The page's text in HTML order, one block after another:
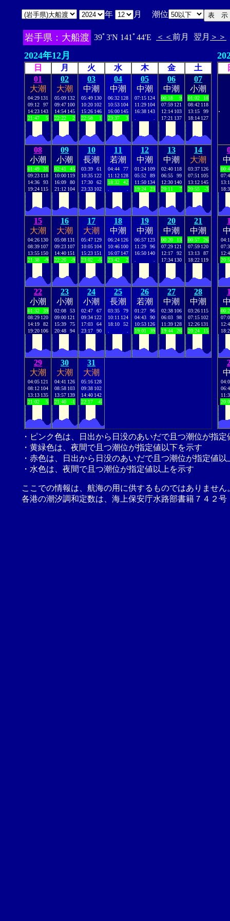
年 月 潮位
岩手県：大船渡 39ﾟ3'N 141ﾟ44'E ＜＜ 前月 翌月 ＞＞
2024年12月
日 月 火 水 木 金
土
01
大潮
04:29 131
09:12
97
14:23 143
21:47
5
02
大潮
05:09 132
09:47 100
14:54 145
22:22
2
03
中潮
05:49 130
10:20 102
15:26 146
22:58
1
04
中潮
06:32 128
10:53 104
16:00 145
23:37
3
05
中潮
07:15 124
11:29 104
16:38 143
06
中潮
00:18
9
07:59 121
12:14 103
17:21 137
07
小潮
01:02
18
08:42 118
13:15
99
18:14 127
08
小潮
01:49
31
09:23 118
14:36
93
19:24 115
09
小潮
02:41
45
10:00 119
16:09
80
21:12 104
10
長潮
03:39
61
10:35 122
17:30
62
23:33 102
11
若潮
04:44
77
11:12 128
18:32
42
12
中潮
01:24 109
05:52
89
11:50 134
19:24
23
13
中潮
02:40 118
06:55
99
12:30 140
20:11
7
14
大潮
03:37 126
07:51 105
13:12 145
20:55
-3
15
大潮
04:26 130
08:39 107
13:55 150
21:38
-9
16
大潮
05:08 131
09:23 107
14:40 151
22:20
-9
17
大潮
05:47 129
10:05 104
15:23 151
23:02
-5
18
中潮
06:24 126
10:46 100
16:07 147
23:42
2
19
中潮
06:57 123
11:29
96
16:50 140
20
中潮
00:20
13
07:29 121
12:17
92
17:34 130
21
中潮
00:57
26
07:59 120
13:13
87
18:22 119
22
小潮
01:32
39
08:29 120
14:19
82
19:20 106
23
小潮
02:08
53
09:00 121
15:39
75
20:48
94
24
小潮
02:47
67
09:34 122
17:03
64
23:17
90
25
長潮
03:35
79
10:11 124
18:10
52
26
若潮
01:27
96
04:43
90
10:53 126
19:01
39
27
中潮
02:38 106
06:03
98
11:39 128
19:44
26
28
中潮
03:26 115
07:15 102
12:26 131
20:24
15
29
大潮
04:05 121
08:12 104
13:13 135
21:02
5
30
大潮
04:41 126
08:58 103
13:57 139
21:40
-1
31
大潮
05:16 128
09:38 102
14:40 142
22:17
-6
.
・ピンク色は、日出から日没のあいだで且つ潮位が指
・黄緑色は、夜間で且つ潮位が指定値以下を示す
・赤色は、日出から日没のあいだで且つ潮位が指定値以
・水色は、夜間で且つ潮位が指定値以上を示す
ここでの情報は、航海の用に供するものではありませ
各港の潮汐調和定数は、海上保安庁水路部書籍７４２